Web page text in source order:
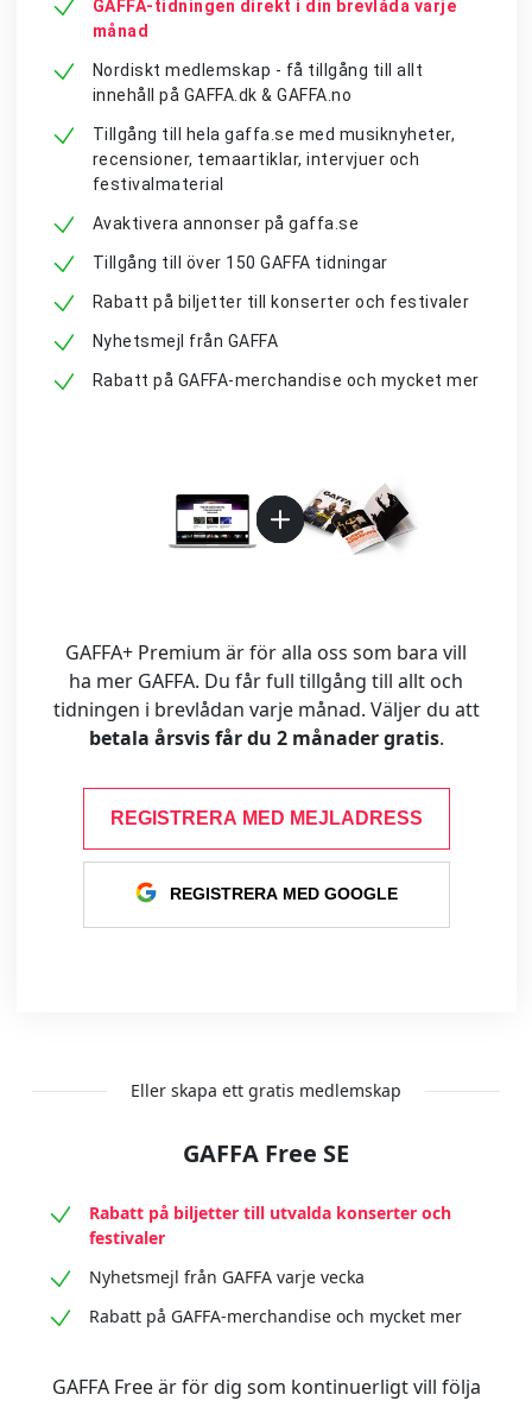
GAFFA-tidningen direkt i din brevlåda varje
månad
Nordiskt medlemskap - få tillgång till allt
innehåll på GAFFA.dk & GAFFA.no
Tillgång till hela gaffa.se med musiknyheter,
recensioner, temaartiklar, intervjuer och
festivalmaterial
Avaktivera annonser på gaffa.se
Tillgång till över 150 GAFFA tidningar
Rabatt på biljetter till konserter och festivaler
Nyhetsmejl från GAFFA
Rabatt på GAFFA-merchandise och mycket mer
GAFFA+ Premium är för alla oss som bara vill
ha mer GAFFA. Du får full tillgång till allt och
tidningen i brevlådan varje månad. Väljer du att
betala årsvis får du 2 månader gratis.
REGISTRERA MED MEJLADRESS
REGISTRERA MED GOOGLE
Eller skapa ett gratis medlemskap
GAFFA Free SE
Rabatt på biljetter till utvalda konserter och
festivaler
Nyhetsmejl från GAFFA varje vecka
Rabatt på GAFFA-merchandise och mycket mer
GAFFA Free är för dig som kontinuerligt vill följa